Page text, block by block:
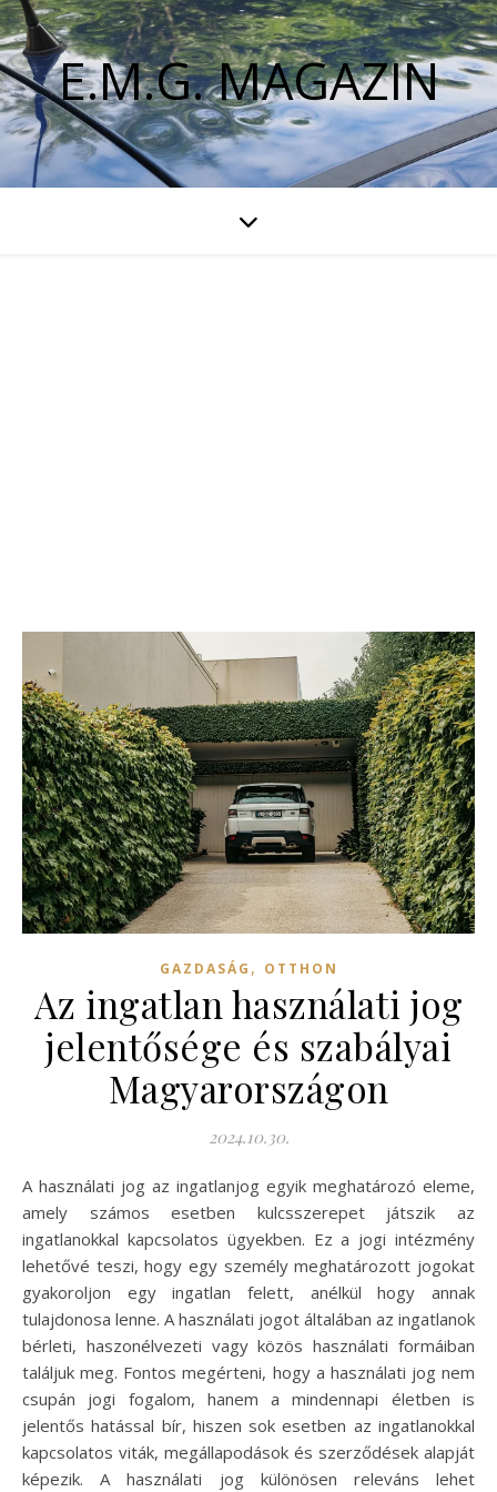
E.M.G. MAGAZIN
GAZDASÁG , OTTHON
Az ingatlan használati jog
jelentősége és szabályai
Magyarországon
2024.10.30.
A használati jog az ingatlanjog egyik meghatározó eleme,
amely számos esetben kulcsszerepet játszik az
ingatlanokkal kapcsolatos ügyekben. Ez a jogi intézmény
lehetővé teszi, hogy egy személy meghatározott jogokat
gyakoroljon egy ingatlan felett, anélkül hogy annak
tulajdonosa lenne. A használati jogot általában az ingatlanok
bérleti, haszonélvezeti vagy közös használati formáiban
találjuk meg. Fontos megérteni, hogy a használati jog nem
csupán jogi fogalom, hanem a mindennapi életben is
jelentős hatással bír, hiszen sok esetben az ingatlanokkal
kapcsolatos viták, megállapodások és szerződések alapját
képezik. A használati jog különösen releváns lehet